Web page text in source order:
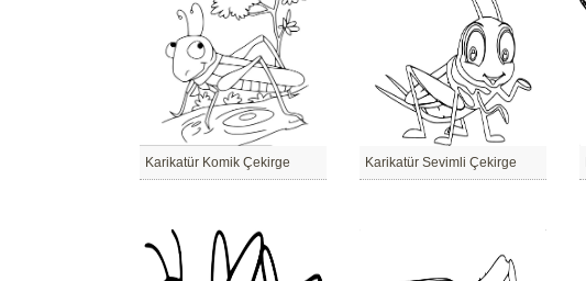
Karikatür Komik Çekirge Karikatür Sevimli Çekirge